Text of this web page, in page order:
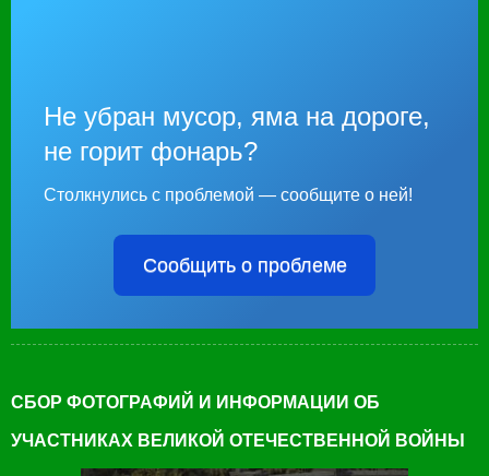
Не убран мусор, яма на дороге,
не горит фонарь?
Столкнулись с проблемой — сообщите о ней!
Сообщить о проблеме
СБОР ФОТОГРАФИЙ И ИНФОРМАЦИИ ОБ
УЧАСТНИКАХ ВЕЛИКОЙ ОТЕЧЕСТВЕННОЙ ВОЙНЫ